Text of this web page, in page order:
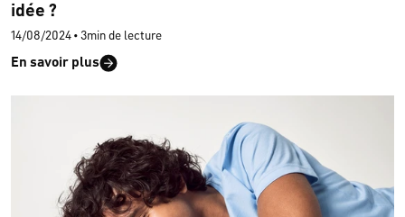
idée ?
14/08/2024 • 3min de lecture
En savoir plus